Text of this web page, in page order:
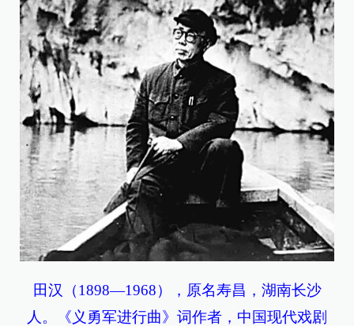
田汉（1898—1968），原名寿昌，湖南长沙
人。《义勇军进行曲》词作者，中国现代戏剧